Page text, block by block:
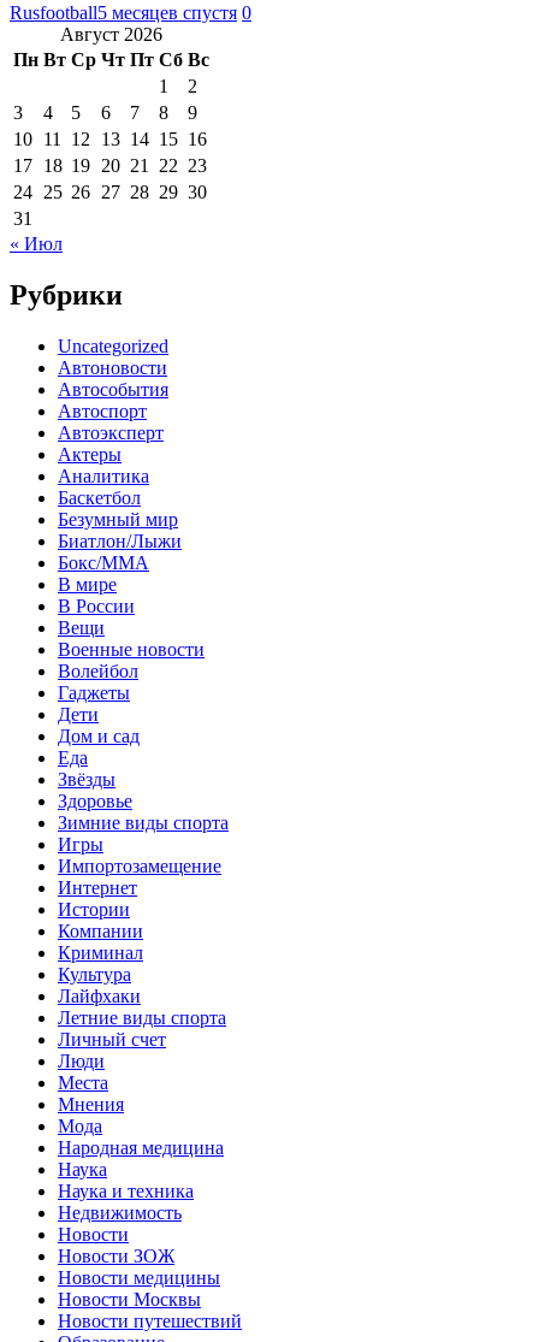
Rusfootball5 месяцев спустя 0
Август 2026
Пн Вт Ср Чт Пт Сб Вс
1
2
3
4 5 6 7 8
9
10 11 12 13 14 15 16
17 18 19 20 21 22 23
24 25 26 27 28 29 30
31
« Июл
Рубрики
Uncategorized
Автоновости
Автособытия
Автоспорт
Автоэксперт
Актеры
Аналитика
Баскетбол
Безумный мир
Биатлон/Лыжи
Бокс/MMA
В мире
В России
Вещи
Военные новости
Волейбол
Гаджеты
Дети
Дом и сад
Еда
Звёзды
Здоровье
Зимние виды спорта
Игры
Импортозамещение
Интернет
Истории
Компании
Криминал
Культура
Лайфхаки
Летние виды спорта
Личный счет
Люди
Места
Мнения
Мода
Народная медицина
Наука
Наука и техника
Недвижимость
Новости
Новости ЗОЖ
Новости медицины
Новости Москвы
Новости путешествий